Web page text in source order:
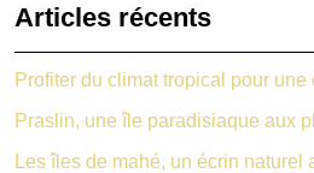
Articles récents
Profiter du climat tropical pour
Praslin, une île paradisiaque aux
Les îles de mahé, un écrin